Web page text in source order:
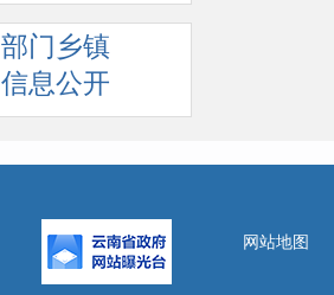
部门乡镇
信息公开
网站地图